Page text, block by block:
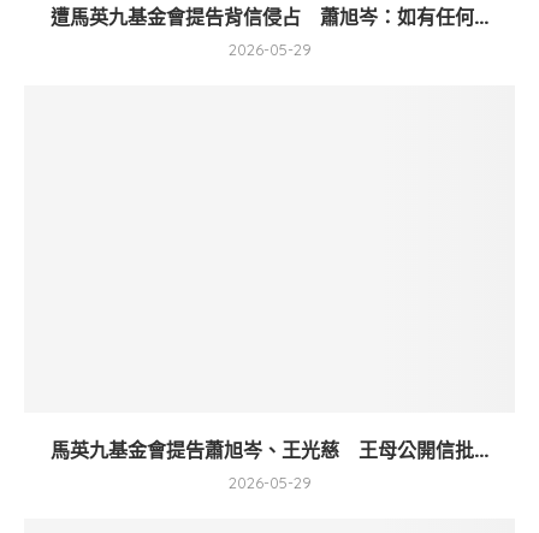
遭馬英九基金會提告背信侵占 蕭旭岑：如有任何...
2026-05-29
馬英九基金會提告蕭旭岑、王光慈 王母公開信批...
2026-05-29